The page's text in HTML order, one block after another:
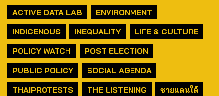
ACTIVE DATA LAB
ENVIRONMENT
INDIGENOUS
INEQUALITY
LIFE & CULTURE
POLICY WATCH
POST ELECTION
PUBLIC POLICY
SOCIAL AGENDA
THAIPROTESTS
THE LISTENING
ชายแดนใต้